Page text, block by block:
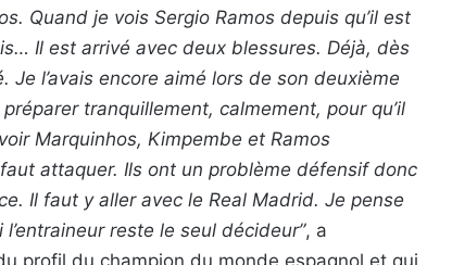
Quand je vois Sergio Ramos depuis qu’il est
Il est arrivé avec deux blessures. Déjà, dès
Je l’avais encore aimé lors de son deuxième
tranquillement, calmement, pour qu’il
Marquinhos, Kimpembe et Ramos
faut attaquer. Ils ont un problème défensif donc
Il faut y aller avec le Real Madrid. Je pense
reste le seul décideur”, a